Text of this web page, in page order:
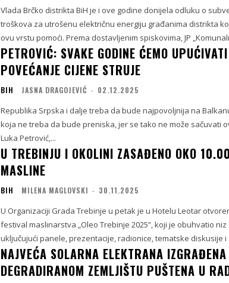
Vlada Brčko distrikta BiH je i ove godine donijela odluku o
troškova za utrošenu električnu energiju građanima distrikta
ovu vrstu pomoći. Prema dostavljenim spiskovima, JP
PETROVIĆ: SVAKE GODINE ĆEMO
POVEĆANJE CIJENE STRUJE
BIH JASNA DRAGOJEVIĆ - 02.12.2025
Republika Srpska i dalje treba da bude najpovoljnija na
koja ne treba da bude preniska, jer se tako ne može sačuvati
Luka Petrović,...
U TREBINJU I OKOLINI ZASAĐENO OKO
MASLINE
BIH MILENA MAGLOVSKI - 30.11.2025
U Organizaciji Grada Trebinje u petak je u Hotelu Leotar
festival maslinarstva „Oleo Trebinje 2025”, koji je obuhvatio
uključujući panele, prezentacije, radionice, tematske diskusije i
NAJVEĆA SOLARNA ELEKTRANA
DEGRADIRANOM ZEMLJIŠTU PUŠTENA U